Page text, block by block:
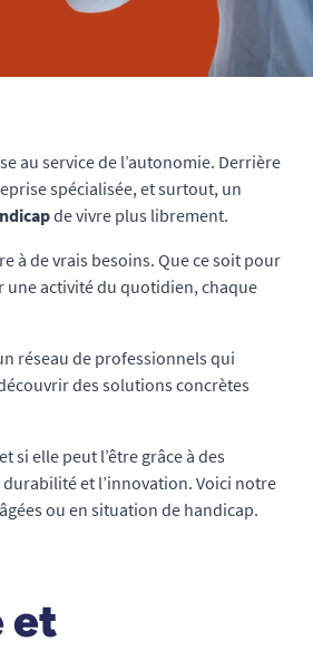
au service de l’autonomie. Derrière
spécialisée, et surtout, un
de vivre plus librement.
à de vrais besoins. Que ce soit pour
activité du quotidien, chaque
réseau de professionnels qui
des solutions concrètes
si elle peut l’être grâce à des
et l’innovation. Voici notre
ou en situation de handicap.
et